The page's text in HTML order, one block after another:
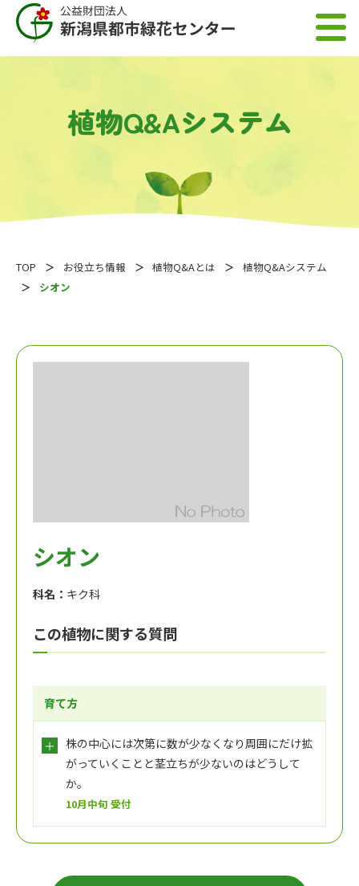
植物Q&Aシステム
TOP お役立ち情報 植物Q&Aとは
植物Q&Aシステム
シオン
シオン
科名： キク科
この植物に関する質問
育て方
株の中心には次第に数が少なくなり周囲にだけ拡
がっていくことと茎立ちが少ないのはどうして
か。
10月中旬 受付